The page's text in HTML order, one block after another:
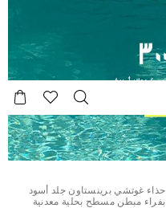
حذاء غوتشي برينستاون جلد أسود
بفراء مبطن مسطح بحلية معدنية